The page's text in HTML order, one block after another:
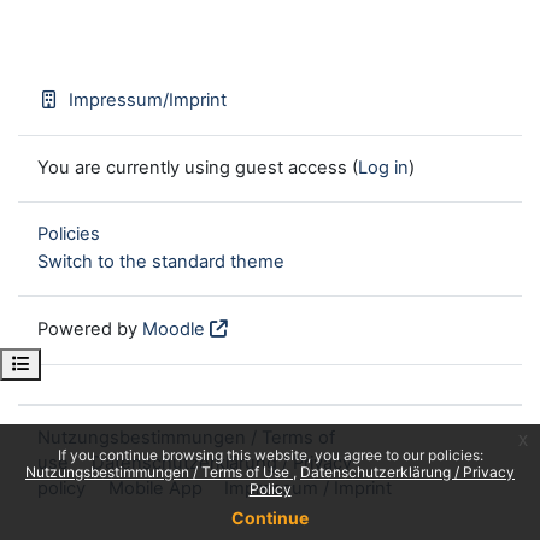
If you continue browsing this website, you agree to our policies:
Nutzungsbestimmungen / Terms of Use
Datenschutzerklärung / Privacy
Policy
Continue
Open course index
Impressum/Imprint
You are currently using guest access (Log in)
Policies
Switch to the standard theme
Powered by Moodle
use
Datenschutzerklärung / Privacy
policy
Mobile App Impressum / Imprint